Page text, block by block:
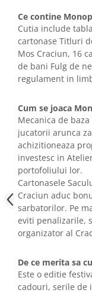
Ce contine
Cutia include
cartonase Titluri
Mos Craciun, 16
de bani Fulg de
regulament in
Cum se joaca
Mecanica de
jucatorii arunca
achizitioneaza
investesc in
portofoliului lor.
Cartonasele
Craciun aduc
sarbatorilor. Pe
eviti penalizarile,
organizator al
De ce merita sa
Este o editie
cadouri, serile de